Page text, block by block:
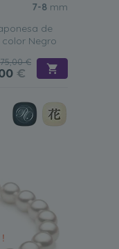
7-8 mm
de
Negro
€
€